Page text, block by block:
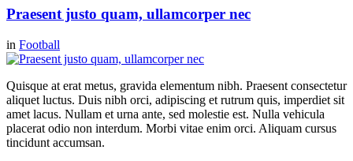
Praesent justo quam, ullamcorper nec
in Football
Quisque at erat metus, gravida elementum nibh. Praesent consectetur
aliquet luctus. Duis nibh orci, adipiscing et rutrum quis, imperdiet sit
amet lacus. Nullam et urna ante, sed molestie est. Nulla vehicula
placerat odio non interdum. Morbi vitae enim orci. Aliquam cursus
tincidunt accumsan.